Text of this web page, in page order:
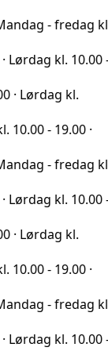
kl.
10.00 -
kl.
·
kl.
10.00 -
kl.
·
kl.
10.00 -